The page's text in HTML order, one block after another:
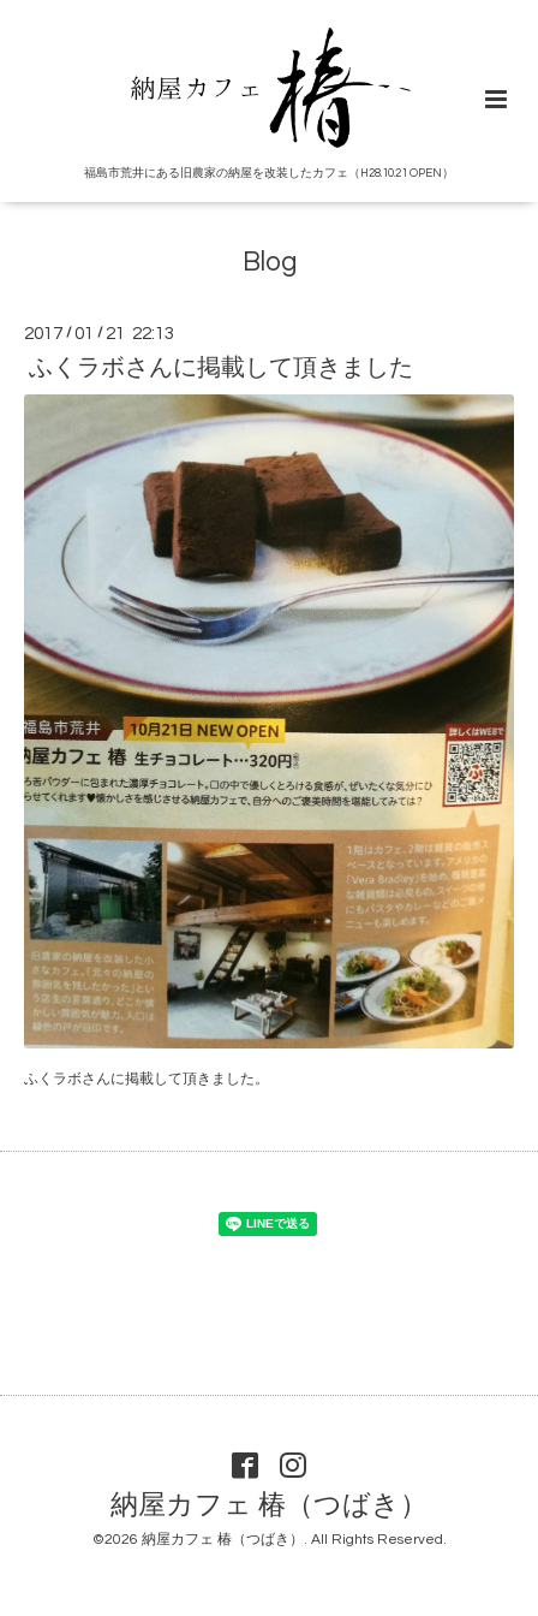
福島市荒井にある旧農家の納屋を改装したカフェ（H28.10.21 OPEN）
Blog
2017 /01 / 21 22:13
ふくラボさんに掲載して頂きました
ふくラボさんに掲載して頂きました。
納屋カフェ 椿（つばき）
©2026 納屋カフェ 椿（つばき） . All Rights Reserved.